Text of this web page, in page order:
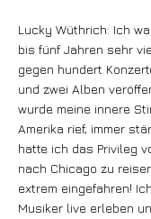
Lucky Wüthrich: Ich
bis fünf Jahren sehr
gegen hundert
und zwei Alben
wurde meine innere
Amerika rief, immer
hatte ich das Privileg
nach Chicago zu
extrem eingefahren!
Musiker live erleben